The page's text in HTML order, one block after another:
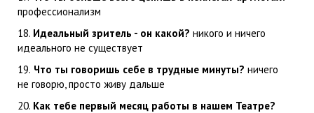
профессионализм
18. Идеальный зритель - он какой? никого и ничего
идеального не существует
19. Что ты говоришь себе в трудные минуты? ничего
не говорю, просто живу дальше
20. Как тебе первый месяц работы в нашем Театре?